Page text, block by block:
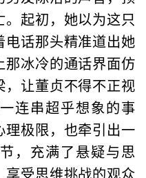
起初，她以为这只
话那头精准道出她
冰冷的通话界面仿
让董贞不得不正视
连串超乎想象的事
极限，也牵引出一
，充满了悬疑与思
受思维挑战的观众